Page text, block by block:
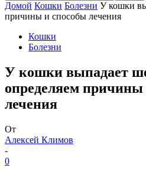
Домой Кошки Болезни У кошки
причины и способы лечения
Кошки
Болезни
У кошки выпадает
определяем причины
лечения
От
Алексей Климов
-
0